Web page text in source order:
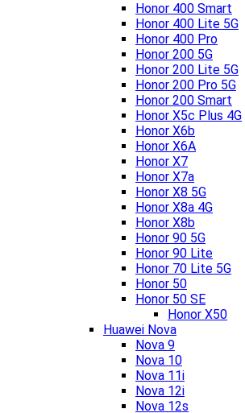
Honor 400 Smart
Honor 400 Lite 5G
Honor 400 Pro
Honor 200 5G
Honor 200 Lite 5G
Honor 200 Pro 5G
Honor 200 Smart
Honor X5c Plus 4G
Honor X6b
Honor X6A
Honor X7
Honor X7a
Honor X8 5G
Honor X8a 4G
Honor X8b
Honor 90 5G
Honor 90 Lite
Honor 70 Lite 5G
Honor 50
Honor 50 SE
Honor X50
Huawei Nova
Nova 9
Nova 10
Nova 11i
Nova 12i
Nova 12s